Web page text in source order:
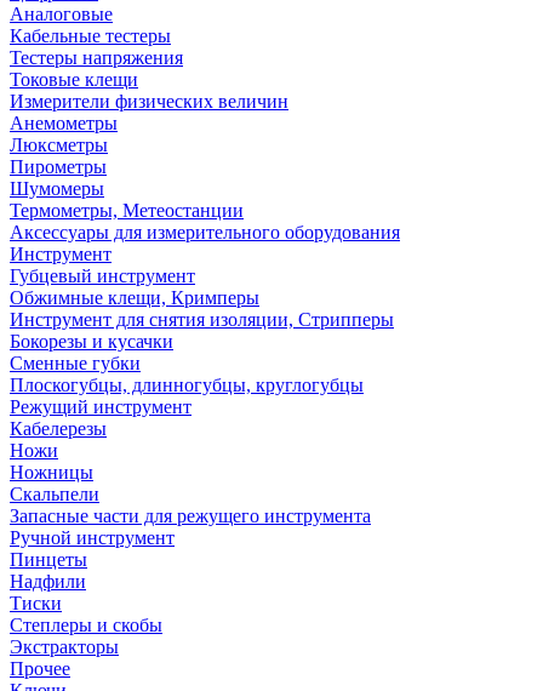
Аналоговые
Кабельные тестеры
Тестеры напряжения
Токовые клещи
Измерители физических величин
Анемометры
Люксметры
Пирометры
Шумомеры
Термометры, Метеостанции
Аксессуары для измерительного оборудования
Инструмент
Губцевый инструмент
Обжимные клещи, Кримперы
Инструмент для снятия изоляции, Стрипперы
Бокорезы и кусачки
Сменные губки
Плоскогубцы, длинногубцы, круглогубцы
Режущий инструмент
Кабелерезы
Ножи
Ножницы
Скальпели
Запасные части для режущего инструмента
Ручной инструмент
Пинцеты
Надфили
Тиски
Степлеры и скобы
Экстракторы
Прочее